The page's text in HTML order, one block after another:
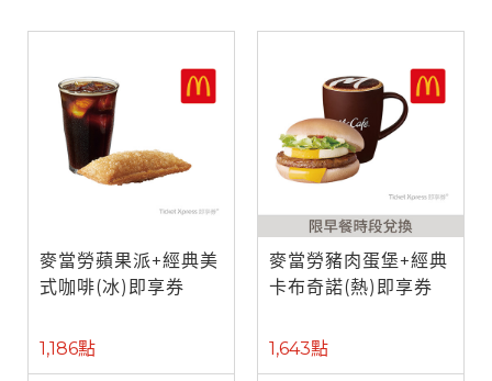
麥當勞蘋果派+經典美
式咖啡(冰)即享券
1,186點
麥當勞豬肉蛋堡+經典
卡布奇諾(熱)即享券
1,643點